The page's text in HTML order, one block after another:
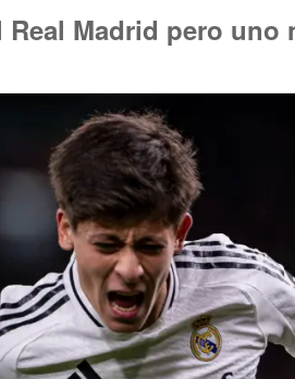
Madrid pero uno